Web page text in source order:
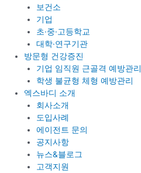
보건소
기업
초·중·고등학교
대학·연구기관
방문형 건강증진
기업 임직원 근골격 예방관리
학생 불균형 체형 예방관리
엑스바디 소개
회사소개
도입사례
에이전트 문의
공지사항
뉴스&블로그
고객지원